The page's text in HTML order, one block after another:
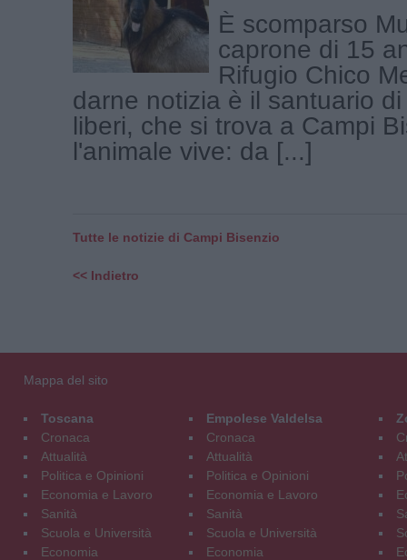
È scomparso
caprone di 15
Rifugio Chico
darne notizia è il santuario
liberi, che si trova a Campi
l'animale vive: da [...]
Tutte le notizie di Campi Bisenzio
<< Indietro
Mappa del sito
Toscana
Cronaca
Attualità
Politica e Opinioni
Economia e Lavoro
Sanità
Scuola e Università
Economia
Empolese Valdelsa
Cronaca
Attualità
Politica e Opinioni
Economia e Lavoro
Sanità
Scuola e Università
Economia